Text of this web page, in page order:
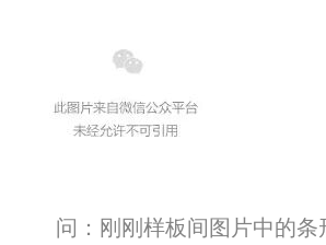
问：刚刚样板间图片中的条